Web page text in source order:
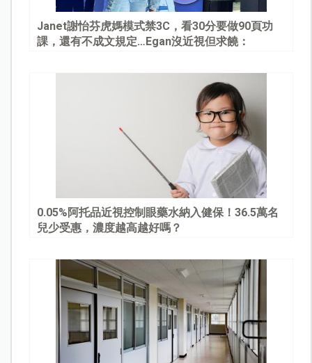
Janet謝怡芬虎媽模式禁3C，看30分要做90頁功
課，還有不成文規定…Egan沒近視但求饒：
0.05%阿托品近視控制眼藥水納入健保！36.5萬名
兒少受惠，濃度越高越好嗎？